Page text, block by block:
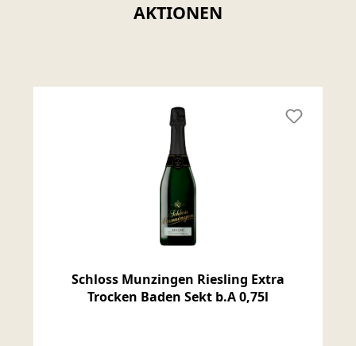
AKTIONEN
Schloss Munzingen Riesling Extra
Trocken Baden Sekt b.A 0,75l